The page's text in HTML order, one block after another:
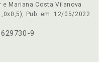
Mariana Costa Vilanova
Pub. em: 12/05/2022
9